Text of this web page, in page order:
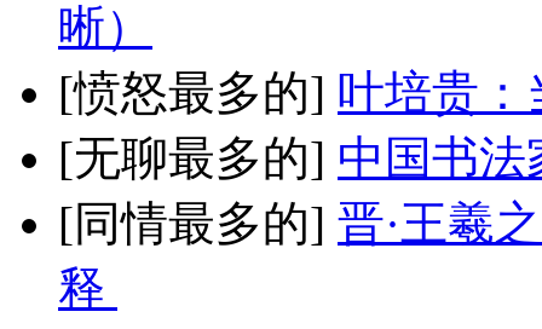
晰）
[愤怒最多的] 叶培贵：
[无聊最多的] 中国书法
[同情最多的] 晋·王羲
释